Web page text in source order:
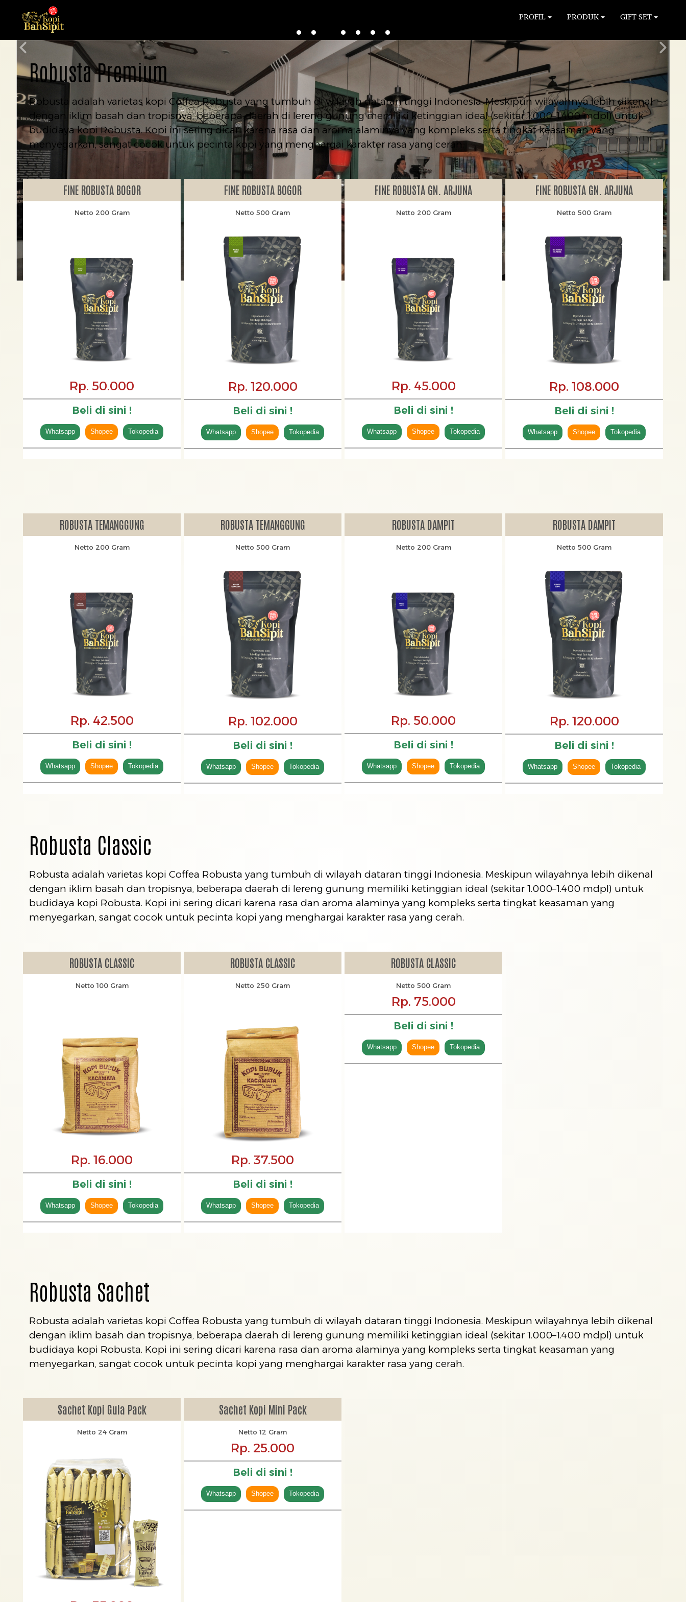
PROFIL PRODUK GIFT SET
Robusta Premium
Robusta adalah varietas kopi Coffea Robusta yang tumbuh di wilayah dataran tinggi Indonesia. Meskipun wilayahnya lebih dikenal
dengan iklim basah dan tropisnya, beberapa daerah di lereng gunung memiliki ketinggian ideal (sekitar 1.000–1.400 mdpl) untuk
budidaya kopi Robusta. Kopi ini sering dicari karena rasa dan aroma alaminya yang kompleks serta tingkat keasaman yang
menyegarkan, sangat cocok untuk pecinta kopi yang menghargai karakter rasa yang cerah.
FINE ROBUSTA BOGOR
Netto 200 Gram
Rp. 50.000
Beli di sini !
Whatsapp Shopee Tokopedia
FINE ROBUSTA BOGOR
Netto 500 Gram
Rp. 120.000
Beli di sini !
Whatsapp Shopee Tokopedia
FINE ROBUSTA GN. ARJUNA
Netto 200 Gram
Rp. 45.000
Beli di sini !
Whatsapp Shopee Tokopedia
FINE ROBUSTA GN. ARJUNA
Netto 500 Gram
Rp. 108.000
Beli di sini !
Whatsapp Shopee Tokopedia
ROBUSTA TEMANGGUNG
Netto 200 Gram
Rp. 42.500
Beli di sini !
Whatsapp Shopee Tokopedia
ROBUSTA TEMANGGUNG
Netto 500 Gram
Rp. 102.000
Beli di sini !
Whatsapp Shopee Tokopedia
ROBUSTA DAMPIT
Netto 200 Gram
Rp. 50.000
Beli di sini !
Whatsapp Shopee Tokopedia
ROBUSTA DAMPIT
Netto 500 Gram
Rp. 120.000
Beli di sini !
Whatsapp Shopee Tokopedia
Robusta Classic
Robusta adalah varietas kopi Coffea Robusta yang tumbuh di wilayah dataran tinggi Indonesia. Meskipun wilayahnya lebih dikenal
dengan iklim basah dan tropisnya, beberapa daerah di lereng gunung memiliki ketinggian ideal (sekitar 1.000–1.400 mdpl) untuk
budidaya kopi Robusta. Kopi ini sering dicari karena rasa dan aroma alaminya yang kompleks serta tingkat keasaman yang
menyegarkan, sangat cocok untuk pecinta kopi yang menghargai karakter rasa yang cerah.
ROBUSTA CLASSIC
Netto 100 Gram
Rp. 16.000
Beli di sini !
Whatsapp Shopee Tokopedia
ROBUSTA CLASSIC
Netto 250 Gram
Rp. 37.500
Beli di sini !
Whatsapp Shopee Tokopedia
ROBUSTA CLASSIC
Netto 500 Gram
Rp. 75.000
Beli di sini !
Whatsapp Shopee Tokopedia
Robusta Sachet
Robusta adalah varietas kopi Coffea Robusta yang tumbuh di wilayah dataran tinggi Indonesia. Meskipun wilayahnya lebih dikenal
dengan iklim basah dan tropisnya, beberapa daerah di lereng gunung memiliki ketinggian ideal (sekitar 1.000–1.400 mdpl) untuk
budidaya kopi Robusta. Kopi ini sering dicari karena rasa dan aroma alaminya yang kompleks serta tingkat keasaman yang
menyegarkan, sangat cocok untuk pecinta kopi yang menghargai karakter rasa yang cerah.
Sachet Kopi Gula Pack
Netto 24 Gram
Sachet Kopi Mini Pack
Netto 12 Gram
Rp. 25.000
Beli di sini !
Whatsapp Shopee Tokopedia